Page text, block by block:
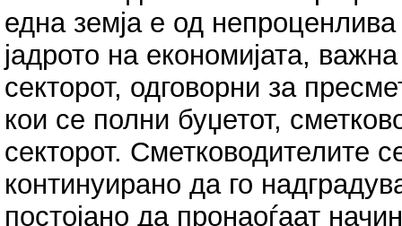
една земја е од
јадрото на економијата,
секторот, одговорни за
кои се полни буџетот,
секторот. Сметководителите
континуирано да го
постојано да пронаоѓаат